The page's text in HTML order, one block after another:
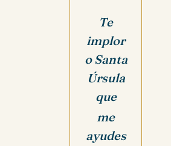
Te
implor
o Santa
Úrsula
que
me
ayudes